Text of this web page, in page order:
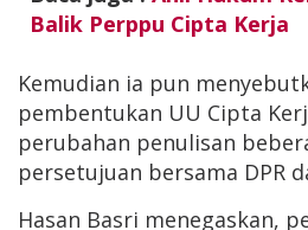
Balik Perppu Cipta Kerja
Kemudian ia pun
pembentukan UU Cipta
perubahan penulisan
persetujuan bersama DPR
Hasan Basri menegaskan,